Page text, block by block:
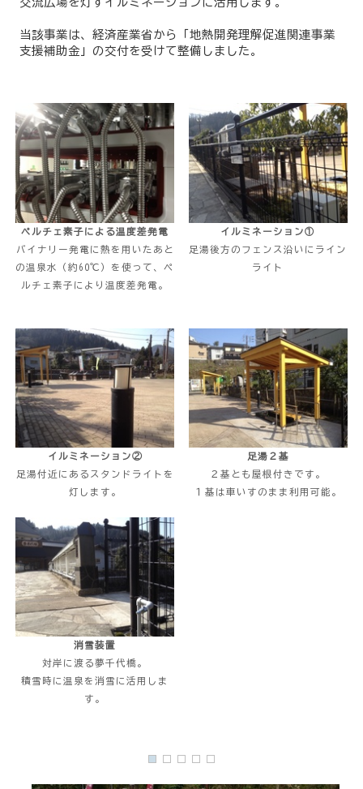
当該事業は、経済産業省から「地熱開発理解促進関連事業
支援補助金」の交付を受けて整備しました。
ペルチェ素子による温度差発電
バイナリー発電に熱を用いたあと
の温泉水（約60℃）を使って、ペ
ルチェ素子により温度差発電。
イルミネーション①
足湯後方のフェンス沿いにライン
ライト
イルミネーション②
足湯付近にあるスタンドライトを
灯します。
足湯２基
２基とも屋根付きです。
１基は車いすのまま利用可能。
消雪装置
対岸に渡る夢千代橋。
積雪時に温泉を消雪に活用しま
す。